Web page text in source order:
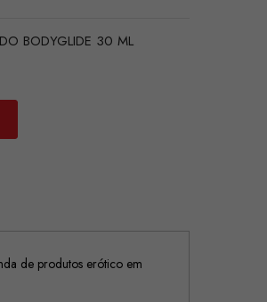
BODYGLIDE 30 ML
de produtos erótico em